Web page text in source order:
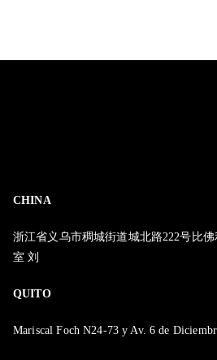
CHINA
浙江省义乌市稠城街道城北路222号比佛
室 刘
QUITO
Mariscal Foch N24-73 y Av. 6 de